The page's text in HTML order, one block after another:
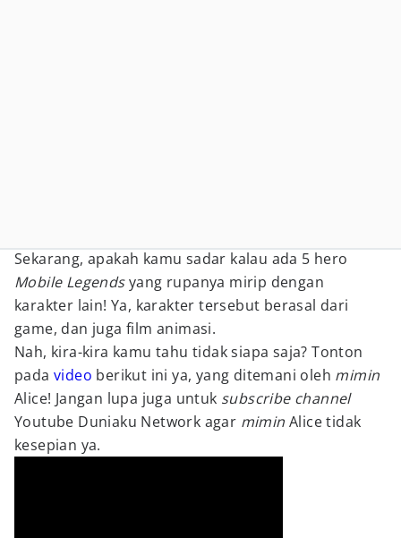
Sekarang, apakah kamu sadar kalau ada 5 hero
Mobile Legendsyang rupanya mirip dengan
karakter lain! Ya, karakter tersebut berasal dari
game, dan juga film animasi.
Nah, kira-kira kamu tahu tidak siapa saja? Tonton
pada video berikut ini ya, yang ditemani oleh mimin
Alice! Jangan lupa juga untuk subscribe channel
Youtube Duniaku Network agar mimin Alice tidak
kesepian ya.